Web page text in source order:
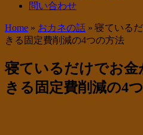
問い合わせ
Home » おカネの話 » 寝ている
きる固定費削減の4つの方法
寝ているだけでお金
きる固定費削減の4